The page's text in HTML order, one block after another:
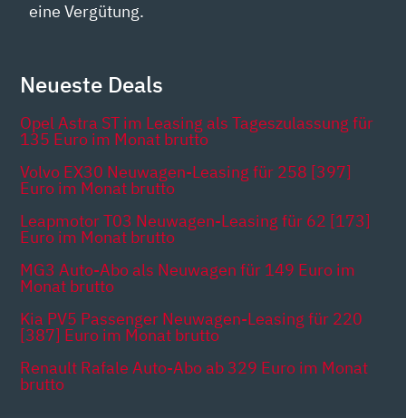
eine Vergütung.
Neueste Deals
Opel Astra ST im Leasing als Tageszulassung für
135 Euro im Monat brutto
Volvo EX30 Neuwagen-Leasing für 258 [397]
Euro im Monat brutto
Leapmotor T03 Neuwagen-Leasing für 62 [173]
Euro im Monat brutto
MG3 Auto-Abo als Neuwagen für 149 Euro im
Monat brutto
Kia PV5 Passenger Neuwagen-Leasing für 220
[387] Euro im Monat brutto
Renault Rafale Auto-Abo ab 329 Euro im Monat
brutto